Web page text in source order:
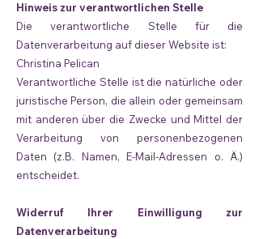
Hinweis zur verantwortlichen Stelle
Die verantwortliche Stelle für die
Datenverarbeitung auf dieser Website ist:
Christina Pelican
Verantwortliche Stelle ist die natürliche oder
juristische Person, die allein oder gemeinsam
mit anderen über die Zwecke und Mittel der
Verarbeitung von personenbezogenen
Daten (z.B. Namen, E-Mail-Adressen o. Ä.)
entscheidet.
Widerruf Ihrer Einwilligung zur
Datenverarbeitung